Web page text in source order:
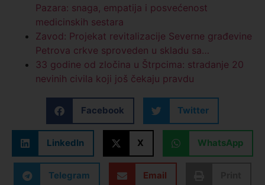
Pazara: snaga, empatija i posvećenost
medicinskih sestara
Zavod: Projekat revitalizacije Severne građevine
Petrova crkve sproveden u skladu sa…
33 godine od zločina u Štrpcima: stradanje 20
nevinih civila koji još čekaju pravdu
Facebook Twitter
LinkedIn X WhatsApp
Telegram Email